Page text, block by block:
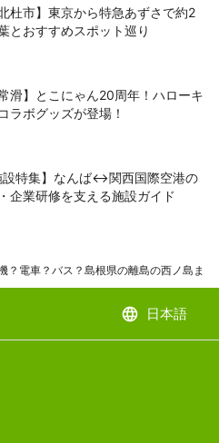
北杜市】東京から特急あずさで約2
とおすすめスポット巡り
常滑】とこにゃん20周年！ハローキ
ラボグッズが登場！
設特集】なんば↔関西国際空港の
企業研修を支える施設ガイド
？電車？バス？島根県の離島の西ノ島ま
language 日本語